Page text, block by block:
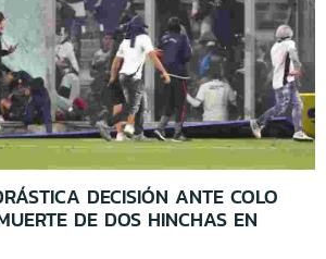
DECISIÓN ANTE COLO
DE DOS HINCHAS EN